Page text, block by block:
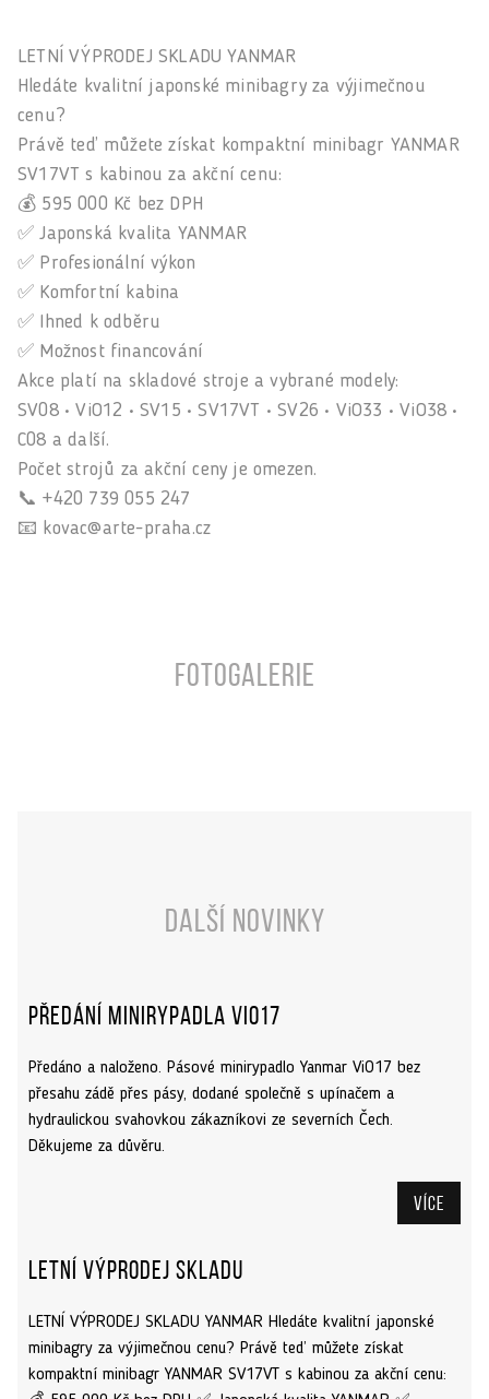
Fotogalerie
LETNÍ VÝPRODEJ SKLADU YANMAR
Hledáte kvalitní japonské minibagry za výjimečnou
cenu?
Právě teď můžete získat kompaktní minibagr YANMAR
SV17VT s kabinou za akční cenu:
💰 595 000 Kč bez DPH
✅ Japonská kvalita YANMAR
✅ Profesionální výkon
✅ Komfortní kabina
✅ Ihned k odběru
✅ Možnost financování
Akce platí na skladové stroje a vybrané modely:
SV08 • ViO12 • SV15 • SV17VT • SV26 • ViO33 • ViO38 •
C08 a další.
Počet strojů za akční ceny je omezen.
📞 +420 739 055 247
📧 kovac@arte-praha.cz
Další novinky
Předání minirypadla ViO17
Předáno a naloženo. Pásové minirypadlo Yanmar ViO17 bez
přesahu zádě přes pásy, dodané společně s upínačem a
hydraulickou svahovkou zákazníkovi ze severních Čech.
Děkujeme za důvěru.
Více
Letní výprodej skladu
LETNÍ VÝPRODEJ SKLADU YANMAR Hledáte kvalitní japonské
minibagry za výjimečnou cenu? Právě teď můžete získat
kompaktní minibagr YANMAR SV17VT s kabinou za akční cenu: